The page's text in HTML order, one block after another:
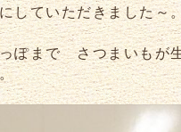
していただきました～
ぽまで さつまいもが